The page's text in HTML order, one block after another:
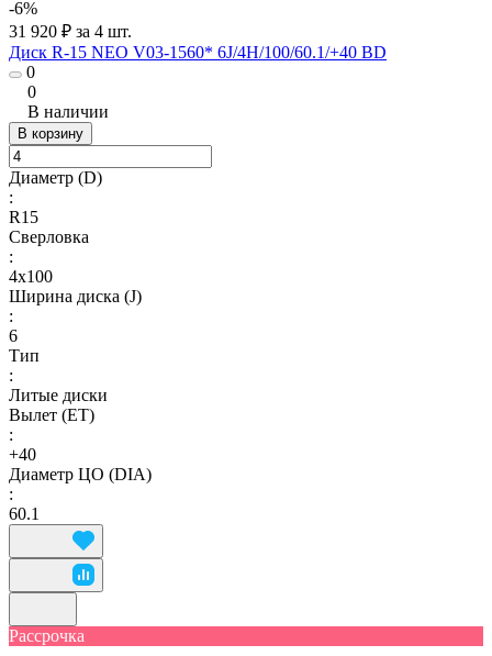
-6%
31 920 ₽ за 4 шт.
Диск R-15 NEO V03-1560* 6J/4H/100/60.1/+40 BD
0
0
В наличии
В корзину
Диаметр (D)
:
R15
Сверловка
:
4х100
Ширина диска (J)
:
6
Тип
:
Литые диски
Вылет (ET)
:
+40
Диаметр ЦО (DIA)
:
60.1
Рассрочка